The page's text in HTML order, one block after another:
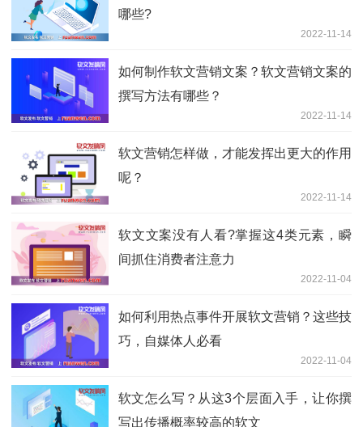
哪些?
2022-11-14
如何制作软文营销文案？软文营销文案的
撰写方法有哪些？
2022-11-14
软文营销怎样做，才能发挥出更大的作用
呢？
2022-11-14
软文文案没有人看?掌握这4类元素，瞬
间抓住消费者注意力
2022-11-04
如何利用热点事件开展软文营销？这些技
巧，自媒体人必看
2022-11-04
软文怎么写？从这3个层面入手，让你撰
写出传播概率较高的软文